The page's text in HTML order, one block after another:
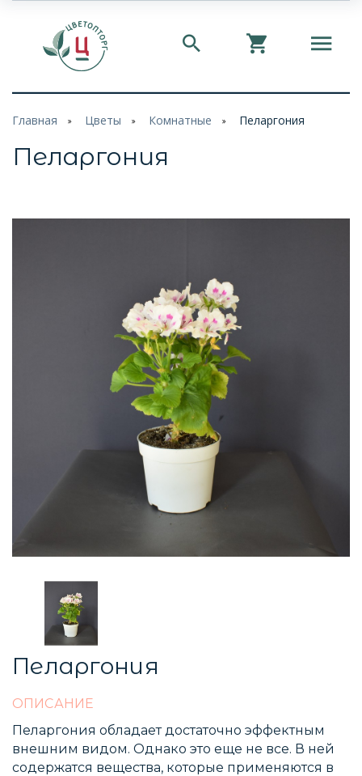
Главная Цветы Комнатные Пеларгония
Пеларгония
Пеларгония
ОПИСАНИЕ
Пеларгония обладает достаточно эффектным
внешним видом. Однако это еще не все. В ней
содержатся вещества, которые применяются в